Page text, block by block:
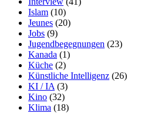
Islam (10)
Jeunes (20)
Jobs (9)
Jugendbegegnungen (23)
Kanada (1)
Küche (2)
Künstliche Intelligenz (26)
KI / IA (3)
Kino (32)
Klima (18)